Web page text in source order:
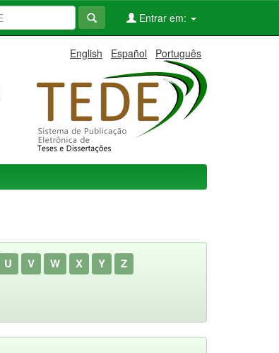
Entrar em:
English Español Português
U V W X Y Z